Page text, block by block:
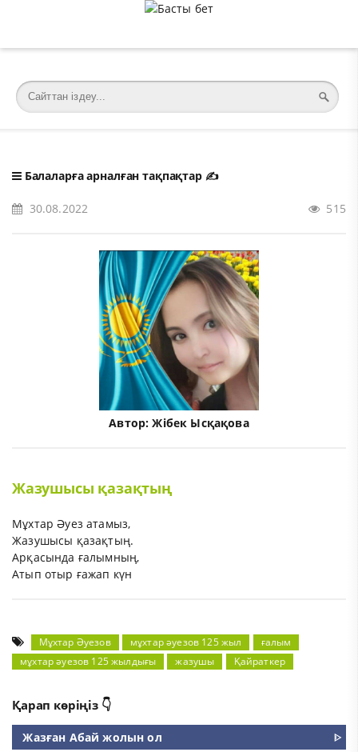
Балаларға арналған тақпақтар✍️
30.08.2022 515
Автор:Жібек Ысқақова
Жазушысы қазақтың
Мұхтар Әуез атамыз,
Жазушысы қазақтың.
Арқасында ғалымның,
Атып отыр ғажап күн
Мұхтар Әуезов мұхтар әуезов 125 жыл
ғалым
мұхтар әуезов 125 жылдығы
жазушы Қайраткер
Қарап көріңіз 👇
Жазған Абай жолын ол
ᐈ